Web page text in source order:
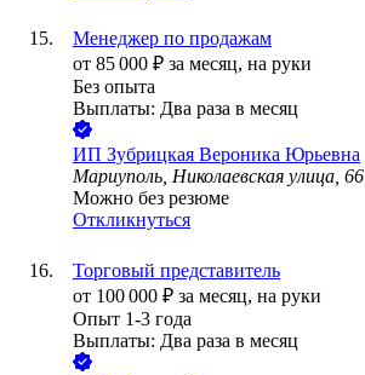
Менеджер по продажам
от 85 000 ₽ за месяц, на руки
Без опыта
Выплаты: Два раза в месяц
ИП Зубрицкая Вероника Юрьевна
Мариуполь, Николаевская улица, 66
Можно без резюме
Откликнуться
Торговый представитель
от 100 000 ₽ за месяц, на руки
Опыт 1-3 года
Выплаты: Два раза в месяц